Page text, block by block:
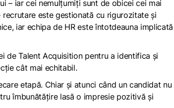
– iar cei nemulțumiți sunt de obicei cei mai
este gestionată cu rigurozitate și
iar echipa de HR este întotdeauna implicată
de Talent Acquisition pentru a identifica și
cât mai echitabil.
etapă. Chiar și atunci când un candidat nu
îmbunătățire lasă o impresie pozitivă și